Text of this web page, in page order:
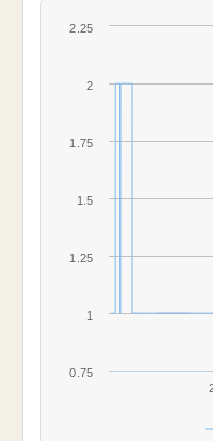
1
2
0.75
1.25
1.5
1.75
2.25